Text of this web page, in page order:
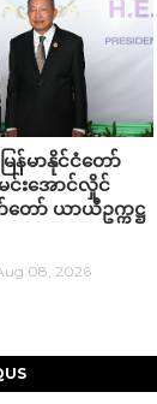
န်မာနိုင်ငံတော်
င်းအောင်လှိုင်
ော် ယာယီဥက္ကဋ္ဌ
08, 2026